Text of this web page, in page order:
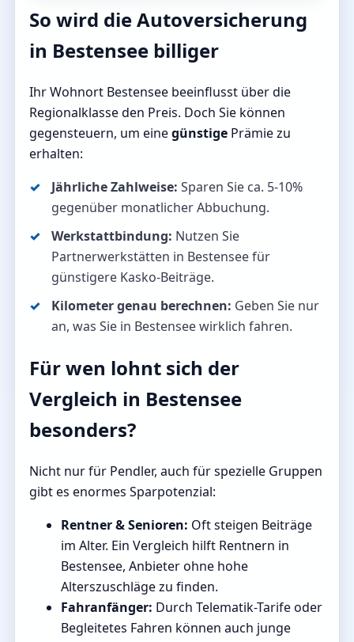
So wird die Autoversicherung
in Bestensee billiger
Ihr Wohnort Bestensee beeinflusst über die
Regionalklasse den Preis. Doch Sie können
gegensteuern, um einegünstige Prämie zu
erhalten:
Jährliche Zahlweise: Sparen Sie ca. 5-10%
gegenüber monatlicher Abbuchung.
Werkstattbindung: Nutzen Sie
Partnerwerkstätten in Bestensee für
günstigere Kasko-Beiträge.
Kilometer genau berechnen: Geben Sie nur
an, was Sie in Bestensee wirklich fahren.
Für wen lohnt sich der
Vergleich in Bestensee
besonders?
Nicht nur für Pendler, auch für spezielle Gruppen
gibt es enormes Sparpotenzial:
Rentner & Senioren: Oft steigen Beiträge
im Alter. Ein Vergleich hilft Rentnern in
Bestensee, Anbieter ohne hohe
Alterszuschläge zu finden.
Fahranfänger: Durch Telematik-Tarife oder
Begleitetes Fahren können auch junge